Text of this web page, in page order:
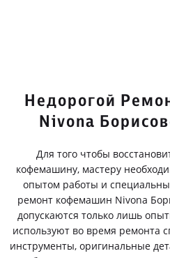
Недорогой
Nivona
Для того чтобы
кофемашину, мастеру
опытом работы и
ремонт кофемашин Nivona
допускаются только лишь
используют во время ремонта
инструменты, оригинальные